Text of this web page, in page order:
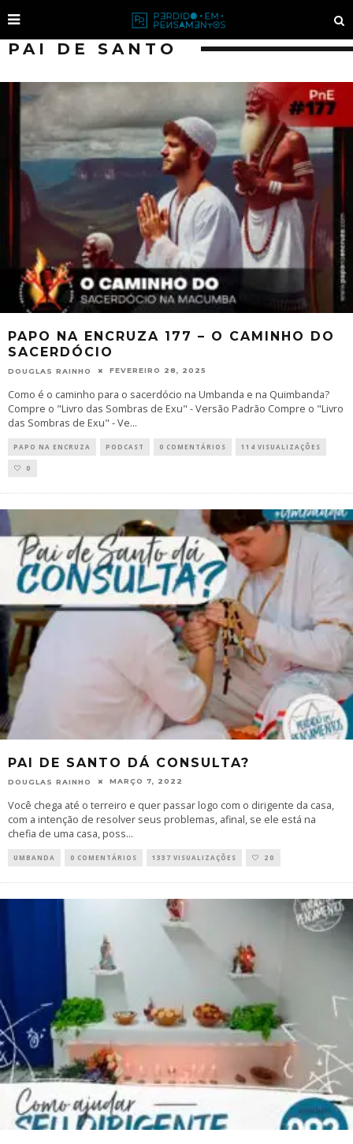
PAI DE SANTO
PAPO NA ENCRUZA 177 – O CAMINHO DO
SACERDÓCIO
DOUGLAS RAINHO FEVEREIRO 28, 2025
Como é o caminho para o sacerdócio na Umbanda e na Quimbanda?
Compre o "Livro das Sombras de Exu" - Versão Padrão Compre o "Livro
das Sombras de Exu" - Ve...
PAPO NA ENCRUZA PODCAST 0 COMENTÁRIOS 114 VISUALIZAÇÕES
0
PAI DE SANTO DÁ CONSULTA?
DOUGLAS RAINHO MARÇO 7, 2022
Você chega até o terreiro e quer passar logo com o dirigente da casa,
com a intenção de resolver seus problemas, afinal, se ele está na
chefia de uma casa, poss...
UMBANDA 0 COMENTÁRIOS 1337 VISUALIZAÇÕES 20